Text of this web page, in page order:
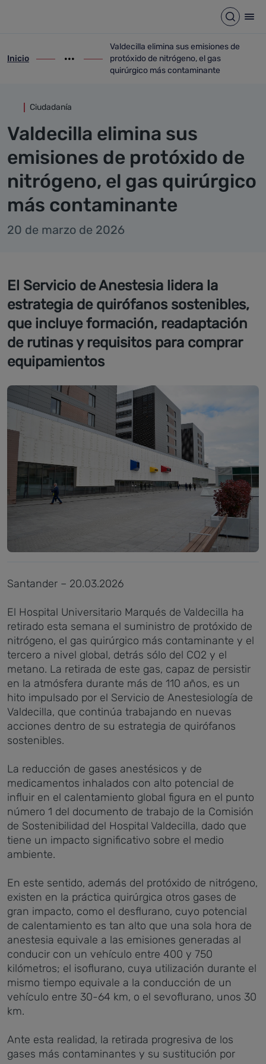
Abrir
ir-a inicio
Inicio
Mostrar opciones del camino de migas
ir-a Valdecilla elimina sus emisiones
Valdecilla elimina sus emisiones de
protóxido de nitrógeno, el gas
quirúrgico más contaminante
Ciudadanía
Valdecilla elimina sus
emisiones de protóxido de
nitrógeno, el gas quirúrgico
más contaminante
20 de marzo de 2026
El Servicio de Anestesia lidera la
estrategia de quirófanos sostenibles,
que incluye formación, readaptación
de rutinas y requisitos para comprar
equipamientos
Santander – 20.03.2026
El Hospital Universitario Marqués de Valdecilla ha
retirado esta semana el suministro de protóxido de
nitrógeno, el gas quirúrgico más contaminante y el
tercero a nivel global, detrás sólo del CO2 y el
metano. La retirada de este gas, capaz de persistir
en la atmósfera durante más de 110 años, es un
hito impulsado por el Servicio de Anestesiología de
Valdecilla, que continúa trabajando en nuevas
acciones dentro de su estrategia de quirófanos
sostenibles.
La reducción de gases anestésicos y de
medicamentos inhalados con alto potencial de
influir en el calentamiento global figura en el punto
número 1 del documento de trabajo de la Comisión
de Sostenibilidad del Hospital Valdecilla, dado que
tiene un impacto significativo sobre el medio
ambiente.
En este sentido, además del protóxido de nitrógeno,
existen en la práctica quirúrgica otros gases de
gran impacto, como el desflurano, cuyo potencial
de calentamiento es tan alto que una sola hora de
anestesia equivale a las emisiones generadas al
conducir con un vehículo entre 400 y 750
kilómetros; el isoflurano, cuya utilización durante el
mismo tiempo equivale a la conducción de un
vehículo entre 30-64 km, o el sevoflurano, unos 30
km.
Ante esta realidad, la retirada progresiva de los
gases más contaminantes y su sustitución por